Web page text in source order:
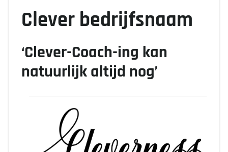
Clever bedrijfsnaam
‘Clever-Coach-ing kan
natuurlijk altijd nog’